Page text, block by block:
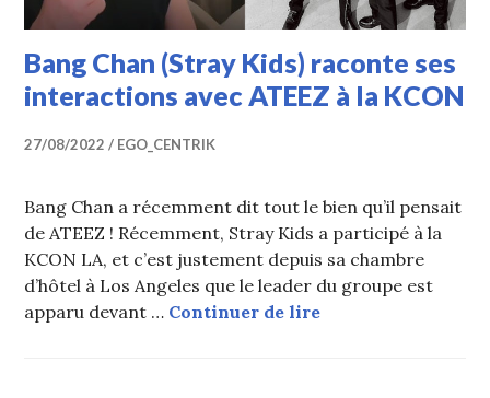
Bang Chan (Stray Kids) raconte ses
interactions avec ATEEZ à la KCON
27/08/2022 EGO_CENTRIK
Bang Chan a récemment dit tout le bien qu’il pensait
de ATEEZ ! Récemment, Stray Kids a participé à la
KCON LA, et c’est justement depuis sa chambre
d’hôtel à Los Angeles que le leader du groupe est
apparu devant … Continuer de lireBang Chan (Stray